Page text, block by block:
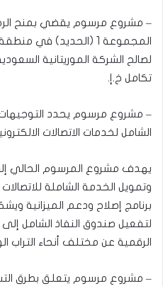
المجموعة 1 (الحديد)
لصالح الشركة الموريتانية
تكامل خ.إ.
– مشروع مرسوم يحدد التوجيهات
الشامل لخدمات الاتصالات
يهدف مشروع المرسوم الحالي
وتمويل الخدمة الشاملة
برنامج إصلاح ودعم الميزانية
لتفعيل صندوق النفاذ الشامل
الرقمية عن مختلف أنحاء التراب
– مشروع مرسوم يتعلق بطرق